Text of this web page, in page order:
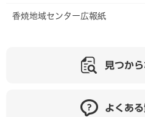
香焼地域センター広報紙
見つか
よくあ